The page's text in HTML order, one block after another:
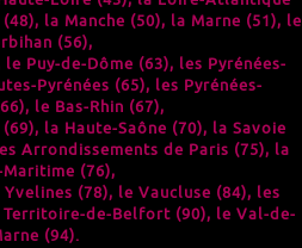
, la Manche (50), la Marne (51), le
(56),
le Puy-de-Dôme (63), les Pyrénées-
Pyrénées (65), les Pyrénées-
, le Bas-Rhin (67),
(69), la Haute-Saône (70), la Savoie
Arrondissements de Paris (75), la
Maritime (76),
Yvelines (78), le Vaucluse (84), les
Territoire-de-Belfort (90), le Val-de-
(94).